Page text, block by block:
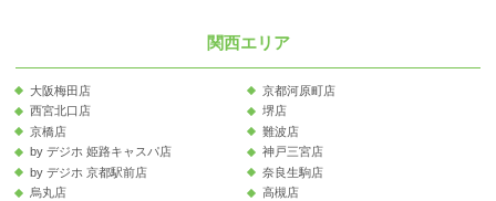
関西エリア
大阪梅田店
京都河原町店
西宮北口店
堺店
京橋店
難波店
by デジホ 姫路キャスパ店
神戸三宮店
by デジホ 京都駅前店
奈良生駒店
烏丸店
高槻店